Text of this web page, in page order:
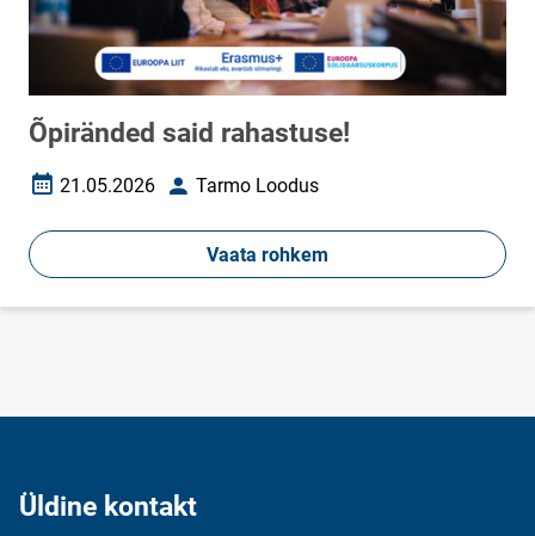
Õpiränded said rahastuse!
Loomise kuupäev
21.05.2026 AutorTarmo Loodus
Vaata rohkem
Üldine kontakt